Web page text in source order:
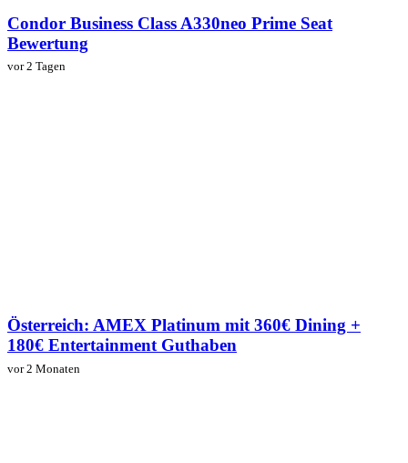
Condor Business Class A330neo Prime Seat
Bewertung
vor 2 Tagen
Österreich: AMEX Platinum mit 360€ Dining +
180€ Entertainment Guthaben
vor 2 Monaten